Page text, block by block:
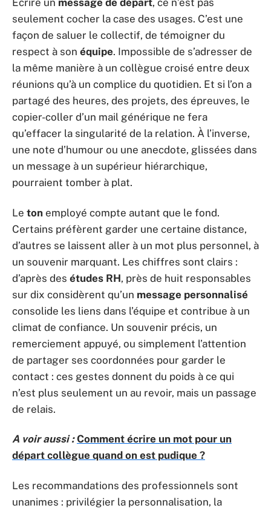
Écrire un message de départ, ce n’est pas
seulement cocher la case des usages. C’est une
façon de saluer le collectif, de témoigner du
respect à son équipe. Impossible de s’adresser de
la même manière à un collègue croisé entre deux
réunions qu’à un complice du quotidien. Et si l’on a
partagé des heures, des projets, des épreuves, le
copier-coller d’un mail générique ne fera
qu’effacer la singularité de la relation. À l’inverse,
une note d’humour ou une anecdote, glissées dans
un message à un supérieur hiérarchique,
pourraient tomber à plat.
Le ton employé compte autant que le fond.
Certains préfèrent garder une certaine distance,
d’autres se laissent aller à un mot plus personnel, à
un souvenir marquant. Les chiffres sont clairs :
d’après des études RH, près de huit responsables
sur dix considèrent qu’un message personnalisé
consolide les liens dans l’équipe et contribue à un
climat de confiance. Un souvenir précis, un
remerciement appuyé, ou simplement l’attention
de partager ses coordonnées pour garder le
contact : ces gestes donnent du poids à ce qui
n’est plus seulement un au revoir, mais un passage
de relais.
A voir aussi : Comment écrire un mot pour un
départ collègue quand on est pudique ?
Les recommandations des professionnels sont
unanimes : privilégier la personnalisation, la